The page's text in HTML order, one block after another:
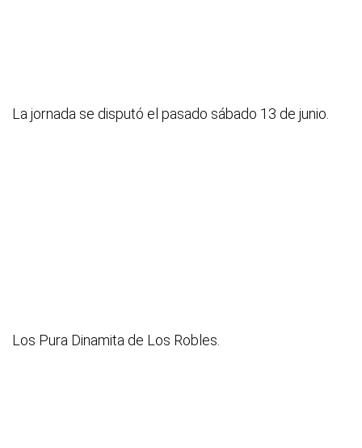
La jornada se disputó el pasado sábado 13 de junio.
Los Pura Dinamita de Los Robles.